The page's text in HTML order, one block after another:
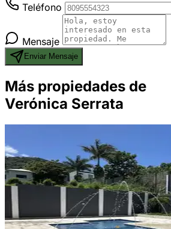
Teléfono
Mensaje
Enviar Mensaje
Más propiedades de
Verónica Serrata